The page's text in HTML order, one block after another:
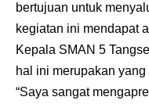
bertujuan untuk
kegiatan ini mendapat
Kepala SMAN 5
hal ini merupakan
“Saya sangat